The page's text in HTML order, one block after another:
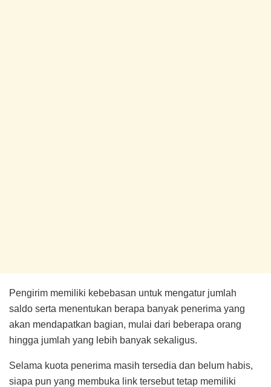
Pengirim memiliki kebebasan untuk mengatur jumlah
saldo serta menentukan berapa banyak penerima yang
akan mendapatkan bagian, mulai dari beberapa orang
hingga jumlah yang lebih banyak sekaligus.
Selama kuota penerima masih tersedia dan belum habis,
siapa pun yang membuka link tersebut tetap memiliki